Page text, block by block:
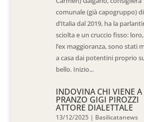
comunale (già capogruppo)
d’Italia dal 2019, ha la
sciolta e un cruccio fisso:
l’ex maggioranza, sono stati
a casa dai potentini proprio
bello. Inizio...
INDOVINA CHI VIENE A
PRANZO GIGI PIROZZI
ATTORE DIALETTALE
13/12/2025 | Basilicatanews